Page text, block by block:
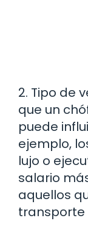
2. Tipo de
que un
puede
ejemplo,
lujo o
salario
aquellos
transporte